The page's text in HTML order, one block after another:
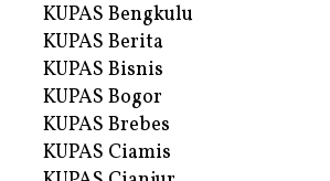
KUPAS Bengkulu
KUPAS Berita
KUPAS Bisnis
KUPAS Bogor
KUPAS Brebes
KUPAS Ciamis